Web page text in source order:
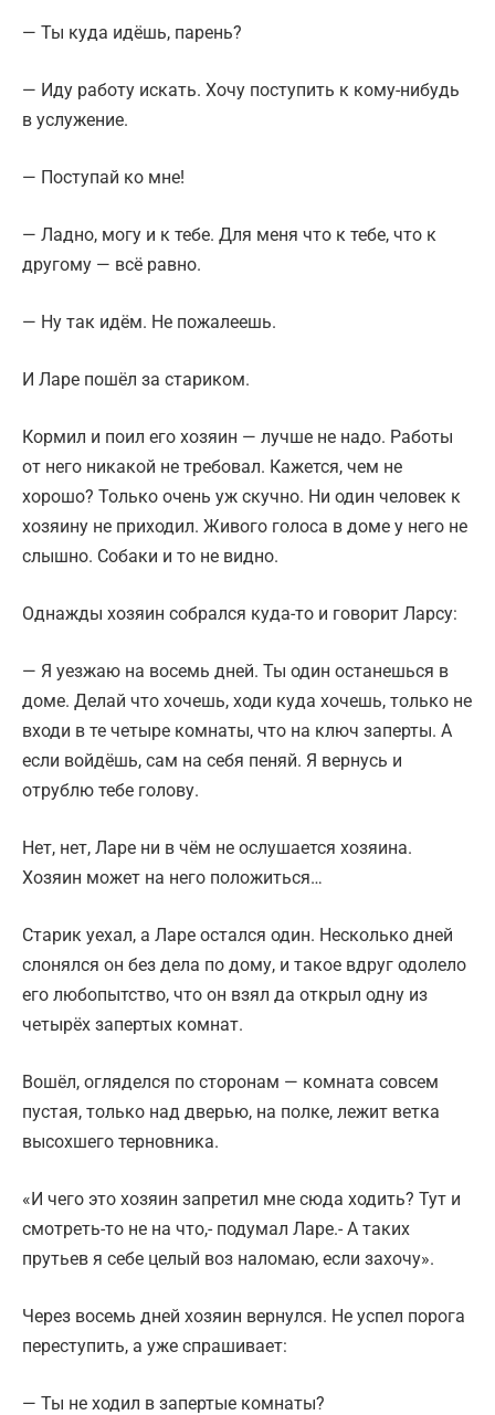
— Ты куда идёшь, парень?
— Иду работу искать. Хочу поступить к кому-нибудь
в услужение.
— Поступай ко мне!
— Ладно, могу и к тебе. Для меня что к тебе, что к
другому — всё равно.
— Ну так идём. Не пожалеешь.
И Ларе пошёл за стариком.
Кормил и поил его хозяин — лучше не надо. Работы
от него никакой не требовал. Кажется, чем не
хорошо? Только очень уж скучно. Ни один человек к
хозяину не приходил. Живого голоса в доме у него не
слышно. Собаки и то не видно.
Однажды хозяин собрался куда-то и говорит Ларсу:
— Я уезжаю на восемь дней. Ты один останешься в
доме. Делай что хочешь, ходи куда хочешь, только не
входи в те четыре комнаты, что на ключ заперты. А
если войдёшь, сам на себя пеняй. Я вернусь и
отрублю тебе голову.
Нет, нет, Ларе ни в чём не ослушается хозяина.
Хозяин может на него положиться…
Старик уехал, а Ларе остался один. Несколько дней
слонялся он без дела по дому, и такое вдруг одолело
его любопытство, что он взял да открыл одну из
четырёх запертых комнат.
Вошёл, огляделся по сторонам — комната совсем
пустая, только над дверью, на полке, лежит ветка
высохшего терновника.
«И чего это хозяин запретил мне сюда ходить? Тут и
смотреть-то не на что,- подумал Ларе.- А таких
прутьев я себе целый воз наломаю, если захочу».
Через восемь дней хозяин вернулся. Не успел порога
переступить, а уже спрашивает:
— Ты не ходил в запертые комнаты?